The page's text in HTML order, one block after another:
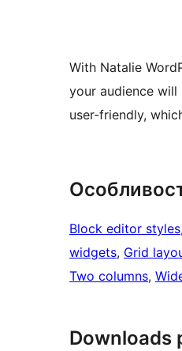
With Natalie
your audience
user-friendly,
Block editor styles,
widgets, Grid
Two columns,
Downloads